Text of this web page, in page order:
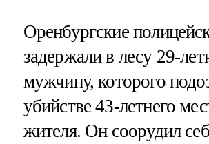
Оренбургские
задержали в лесу 29-
мужчину, которого
убийстве 43-летнего
жителя. Он соорудил